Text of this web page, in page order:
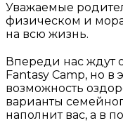
Уважаемые
физическом и
на всю жизнь.
Впереди нас ждут
Fantasy Camp, но
возможность
варианты
наполнит вас, а в